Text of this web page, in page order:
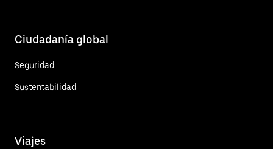
Ciudadanía global
Seguridad
Sustentabilidad
Viajes